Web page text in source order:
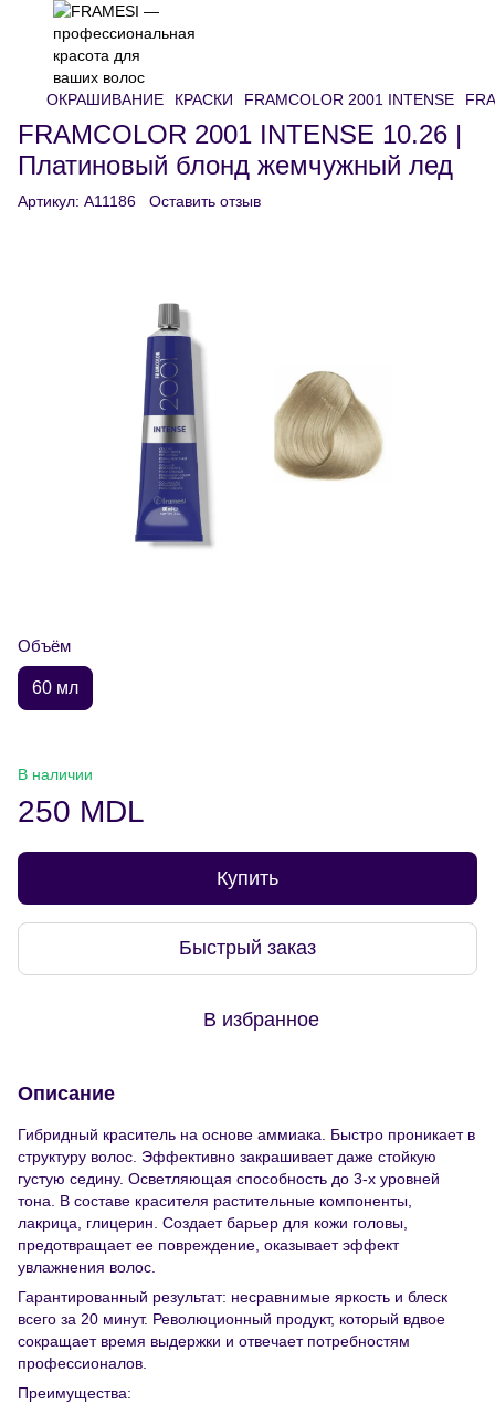
ОКРАШИВАНИЕ КРАСКИ FRAMCOLOR 2001 INTENSE
FRAMCOLOR 2001 INTENSE 10.26 |
Платиновый блонд жемчужный лед
Артикул: A11186 Оставить отзыв
Объём
60 мл
В наличии
250 MDL
Купить
Быстрый заказ
В избранное
Описание
Гибридный краситель на основе аммиака. Быстро проникает в
структуру волос. Эффективно закрашивает даже стойкую
густую седину. Осветляющая способность до 3-х уровней
тона. В составе красителя растительные компоненты,
лакрица, глицерин. Создает барьер для кожи головы,
предотвращает ее повреждение, оказывает эффект
увлажнения волос.
Гарантированный результат: несравнимые яркость и блеск
всего за 20 минут. Революционный продукт, который вдвое
сокращает время выдержки и отвечает потребностям
профессионалов.
Преимущества: